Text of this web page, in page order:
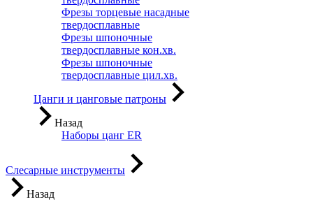
Фрезы торцевые насадные
твердосплавные
Фрезы шпоночные
твердосплавные кон.хв.
Фрезы шпоночные
твердосплавные цил.хв.
Цанги и цанговые патроны
Назад
Наборы цанг ER
Слесарные инструменты
Назад